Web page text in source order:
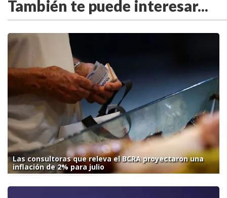
También te puede interesar...
Las consultoras que releva el BCRA proyectaron una
inflación de 2% para julio